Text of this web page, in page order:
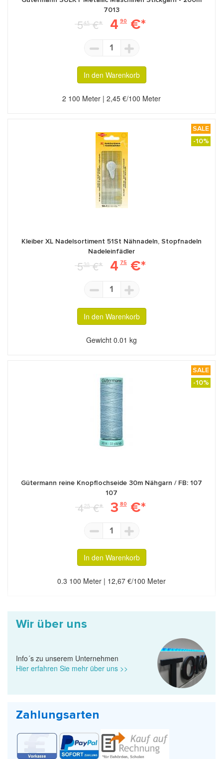
124
139
887
170
299 724 199
7013
545€* 4 90 €*
1
In den Warenkorb
2 100 Meter | 2,45 €/100 Meter
SALE
-10%
Kleiber XL Nadelsortiment 51St Nähnadeln, Stopfnadeln
Nadeleinfädler
530€* 4 75 €*
1
In den Warenkorb
Gewicht 0.01 kg
SALE
-10%
Gütermann reine Knopflochseide 30m Nähgarn / FB: 107
107
425€* 3 80€*
1
In den Warenkorb
0.3 100 Meter | 12,67 €/100 Meter
Wir über uns
Info´s zu unserem Unternehmen
Hier erfahren Sie mehr über uns >>
Zahlungsarten